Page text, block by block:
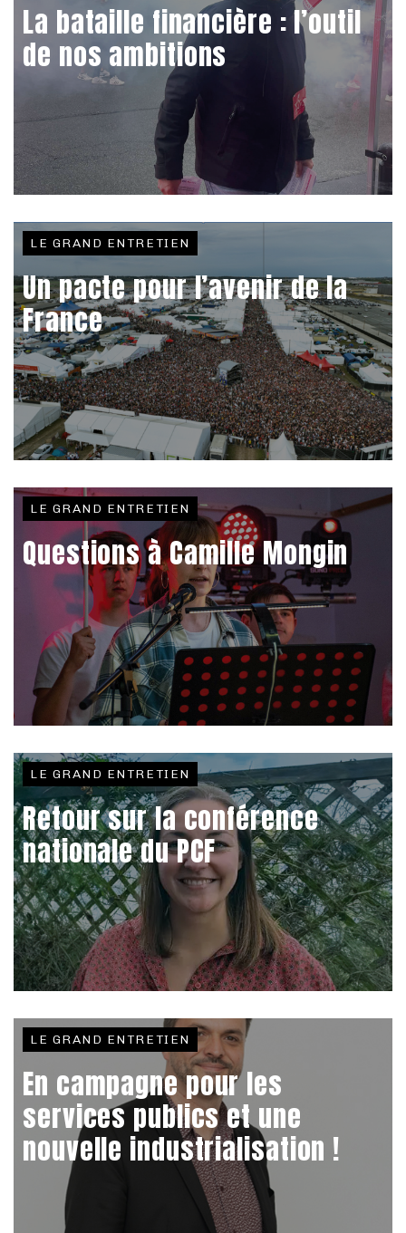
La bataille financière : l’outil
de nos ambitions
LE GRAND ENTRETIEN
Un pacte pour l’avenir de la
France
LE GRAND ENTRETIEN
Questions à Camille Mongin
LE GRAND ENTRETIEN
Retour sur la conférence
nationale du PCF
LE GRAND ENTRETIEN
En campagne pour les
services publics et une
nouvelle industrialisation !